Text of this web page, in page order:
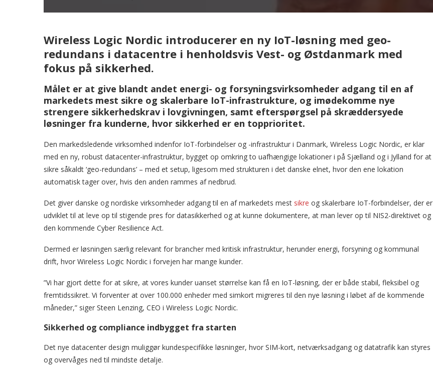
Wireless Logic Nordic introducerer en ny IoT-løsning med geo-
redundans i datacentre i henholdsvis Vest- og Østdanmark med
fokus på sikkerhed.
Målet er at give blandt andet energi- og forsyningsvirksomheder adgang til en af
markedets mest sikre og skalerbare IoT-infrastrukture, og imødekomme nye
strengere sikkerhedskrav i lovgivningen, samt efterspørgsel på skræddersyede
løsninger fra kunderne, hvor sikkerhed er en topprioritet.
Den markedsledende virksomhed indenfor IoT-forbindelser og -infrastruktur i Danmark, Wireless Logic Nordic, er klar
med en ny, robust datacenter-infrastruktur, bygget op omkring to uafhængige lokationer i på Sjælland og i Jylland for at
sikre såkaldt ‘geo-redundans’ – med et setup, ligesom med strukturen i det danske elnet, hvor den ene lokation
automatisk tager over, hvis den anden rammes af nedbrud.
Det giver danske og nordiske virksomheder adgang til en af markedets mest sikre og skalerbare IoT-forbindelser, der er
udviklet til at leve op til stigende pres for datasikkerhed og at kunne dokumentere, at man lever op til NIS2-direktivet og
den kommende Cyber Resilience Act.
Dermed er løsningen særlig relevant for brancher med kritisk infrastruktur, herunder energi, forsyning og kommunal
drift, hvor Wireless Logic Nordic i forvejen har mange kunder.
”Vi har gjort dette for at sikre, at vores kunder uanset størrelse kan få en IoT-løsning, der er både stabil, fleksibel og
fremtidssikret. Vi forventer at over 100.000 enheder med simkort migreres til den nye løsning i løbet af de kommende
måneder,” siger Steen Lenzing, CEO i Wireless Logic Nordic.
Sikkerhed og compliance indbygget fra starten
Det nye datacenter design muliggør kundespecifikke løsninger, hvor SIM-kort, netværksadgang og datatrafik kan styres
og overvåges ned til mindste detalje.